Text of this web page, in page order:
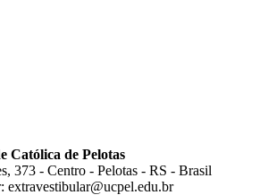
Católica de Pelotas
373 - Centro - Pelotas - RS - Brasil
extravestibular@ucpel.edu.br